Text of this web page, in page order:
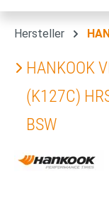
Hersteller
HANKOOK
(K127C)
BSW